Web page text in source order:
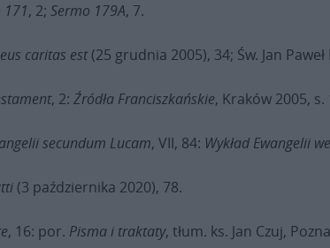
171, 2; Sermo 179A, 7.
caritas est(25 grudnia 2005), 34; Św. Jan
, 2: Źródła Franciszkańskie, Kraków 2005, s.
secundum Lucam, VII, 84: Wykład Ewangelii
(3 października 2020), 78.
, 16: por. Pisma i traktaty, tłum. ks. Jan Czuj,